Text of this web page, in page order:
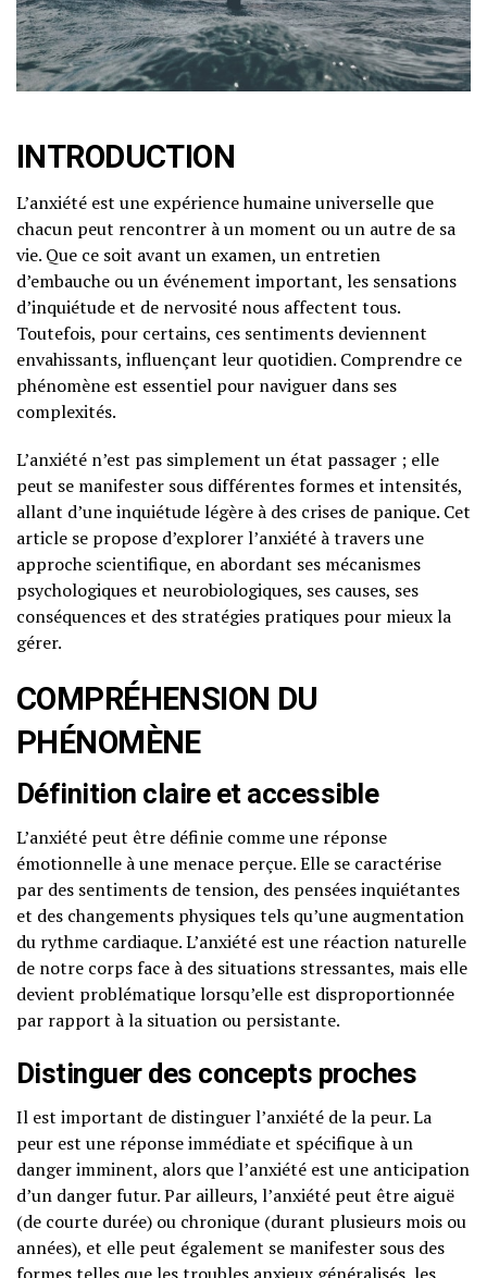
INTRODUCTION
L’anxiété est une expérience humaine universelle que
chacun peut rencontrer à un moment ou un autre de sa
vie. Que ce soit avant un examen, un entretien
d’embauche ou un événement important, les sensations
d’inquiétude et de nervosité nous affectent tous.
Toutefois, pour certains, ces sentiments deviennent
envahissants, influençant leur quotidien. Comprendre ce
phénomène est essentiel pour naviguer dans ses
complexités.
L’anxiété n’est pas simplement un état passager ; elle
peut se manifester sous différentes formes et intensités,
allant d’une inquiétude légère à des crises de panique. Cet
article se propose d’explorer l’anxiété à travers une
approche scientifique, en abordant ses mécanismes
psychologiques et neurobiologiques, ses causes, ses
conséquences et des stratégies pratiques pour mieux la
gérer.
COMPRÉHENSION DU
PHÉNOMÈNE
Définition claire et accessible
L’anxiété peut être définie comme une réponse
émotionnelle à une menace perçue. Elle se caractérise
par des sentiments de tension, des pensées inquiétantes
et des changements physiques tels qu’une augmentation
du rythme cardiaque. L’anxiété est une réaction naturelle
de notre corps face à des situations stressantes, mais elle
devient problématique lorsqu’elle est disproportionnée
par rapport à la situation ou persistante.
Distinguer des concepts proches
Il est important de distinguer l’anxiété de la peur. La
peur est une réponse immédiate et spécifique à un
danger imminent, alors que l’anxiété est une anticipation
d’un danger futur. Par ailleurs, l’anxiété peut être aiguë
(de courte durée) ou chronique (durant plusieurs mois ou
années), et elle peut également se manifester sous des